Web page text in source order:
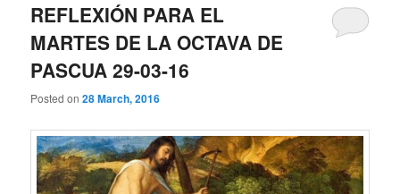
REFLEXIÓN PARA EL
MARTES DE LA OCTAVA DE
PASCUA 29-03-16
Posted on28 March, 2016